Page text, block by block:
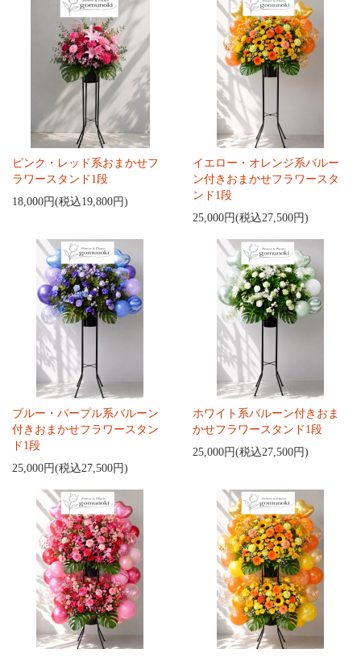
ピンク・レッド系おまかせフ
ラワースタンド1段
18,000円(税込19,800円)
イエロー・オレンジ系バルー
ン付きおまかせフラワースタ
ンド1段
25,000円(税込27,500円)
ブルー・パープル系バルーン
付きおまかせフラワースタン
ド1段
25,000円(税込27,500円)
ホワイト系バルーン付きおま
かせフラワースタンド1段
25,000円(税込27,500円)